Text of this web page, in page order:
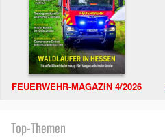
FEUERWEHR-MAGAZIN 4/2026
Top-Themen